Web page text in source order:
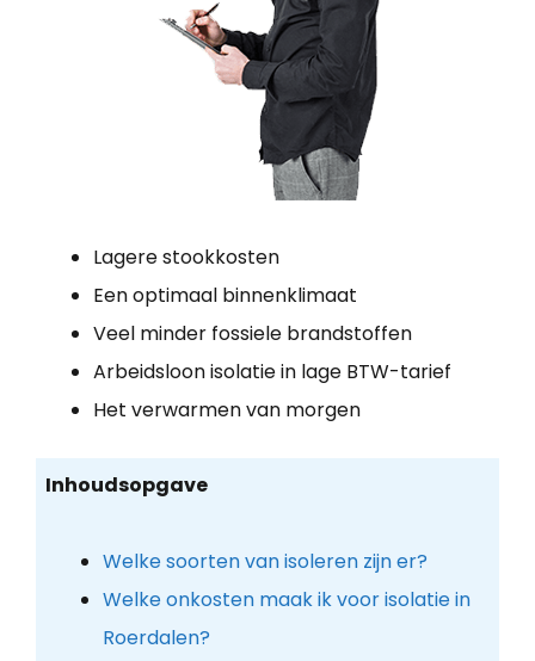
Lagere stookkosten
Een optimaal binnenklimaat
Veel minder fossiele brandstoffen
Arbeidsloon isolatie in lage BTW-tarief
Het verwarmen van morgen
Inhoudsopgave
Welke soorten van isoleren zijn er?
Welke onkosten maak ik voor isolatie in
Roerdalen?